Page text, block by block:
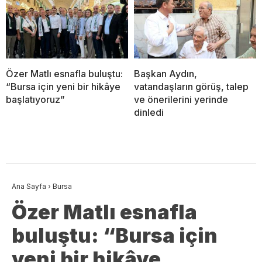
Özer Matlı esnafla buluştu:
“Bursa için yeni bir hikâye
başlatıyoruz”
Başkan Aydın,
vatandaşların görüş, talep
ve önerilerini yerinde
dinledi
Ana Sayfa › Bursa
Özer Matlı esnafla
buluştu: “Bursa için